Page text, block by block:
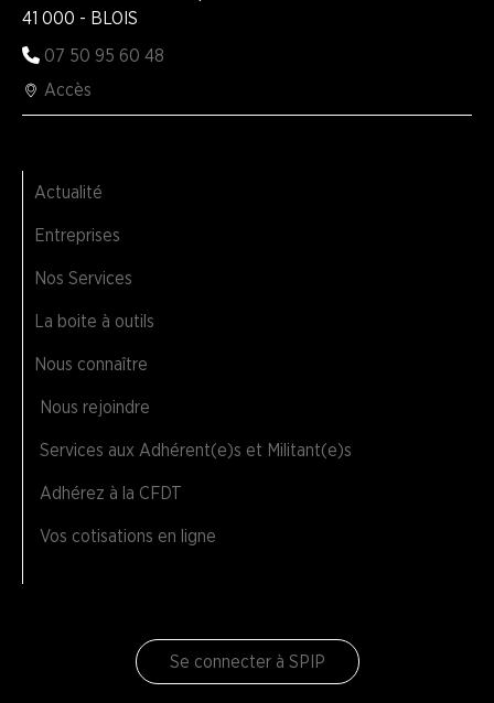
41 000 - BLOIS
07 50 95 60 48
Accès
Actualité
Entreprises
Nos Services
La boite à outils
Nous connaître
Nous rejoindre
Services aux Adhérent(e)s et Militant(e)s
Adhérez à la CFDT
Vos cotisations en ligne
Se connecter à SPIP